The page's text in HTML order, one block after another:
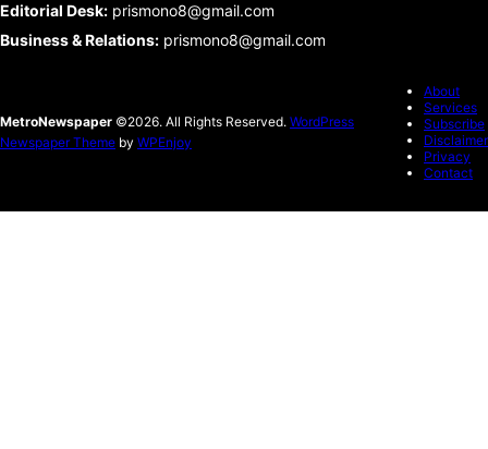
Editorial Desk: prismono8@gmail.com
Business & Relations: prismono8@gmail.com
MetroNewspaper ©2026. All Rights Reserved. WordPress
Newspaper Theme by WPEnjoy
About
Services
Subscribe
Disclaimer
Privacy
Contact